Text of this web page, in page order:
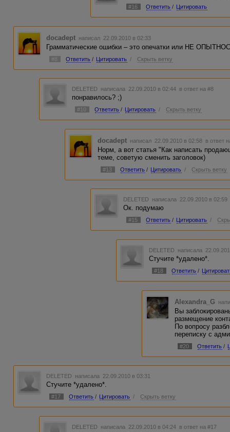
#16 Ответить / Цитировать
docadept написал 22.09.2010 в 02:33
Грамматические ошибки – это опечатки или НЕ
#8 Ответить / Цитировать / Скрыть ветку
DELETED написала 22.09.2010 в 02:44 в ответ на #8
понравилось? ;)
#10 Ответить / Цитировать / Скрыть ветку
docadept написал 22.09.2010 в 02:58 в ответ
Норм, а вот статья "Как написать
теме, советую сменить заголовок)
#13 Ответить / Цитировать / Скрыть ветку
DELETED написала 22.09.2010 в
Ок. подумаю
#15 Ответить / Цитировать /
DELETED написала
Стучите *удалено*.
#18 Ответить /
Alexandra_G
Вы
размещение
По вопросу
переписку с
#20 Ответить /
DELETED написала 22.09.2010 в 03:31
Стучите *удалено*.
#17 Ответить / Цитировать / Скрыть ветку
DELETED написала 22.09.2010 в 04:24 в ответ на #17